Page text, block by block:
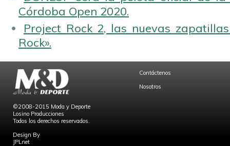
Córdoba Open 2020.
Project Rock 2, las nuevas
Rock».
©2008-2015 Moda y Deporte
Losino Producciones
Todos los derechos reservados.
Design By
JPLnet
Contáctenos
Nosotros